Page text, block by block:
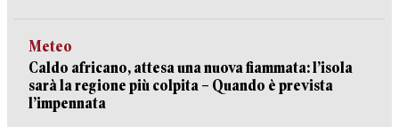
Meteo
Caldo africano, attesa una nuova fiammata: l’isola
sarà la regione più colpita – Quando è prevista
l’impennata